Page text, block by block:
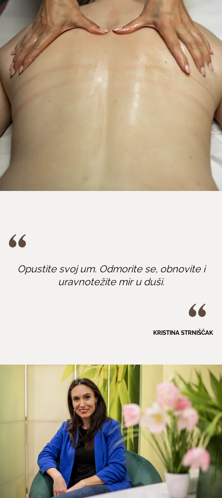
Opustite svoj um. Odmorite se, obnovite i
uravnotežite mir u duši.
KRISTINA STRNIŠČAK